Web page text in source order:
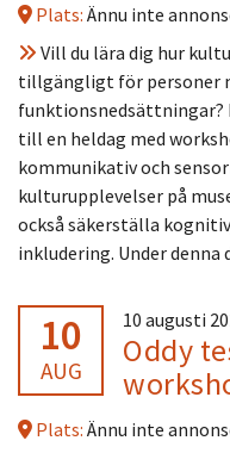
Plats: Ännu inte
Vill du lära dig hur
tillgängligt för personer
funktionsnedsättningar?
till en heldag med
kommunikativ och
kulturupplevelser på
också säkerställa
inkludering. Under denna
10
AUG
10 augusti
Oddy
Plats: Ännu inte